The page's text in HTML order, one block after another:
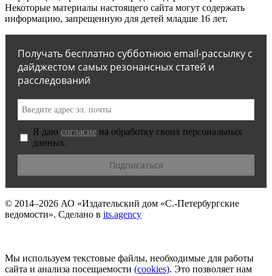
Некоторые материалы настоящего сайта могут содержать
информацию, запрещенную для детей младше 16 лет.
Получать бесплатно субботнюю email-рассылку с
дайджестом самых резонансных статей и
расследований
Я даю согласие на обработку своих персональных
данных.
© 2014–2026 АО «Издательский дом «С.-Петербургские
ведомости». Сделано в its.agency
Мы используем текстовые файлы, необходимые для работы
сайта и анализа посещаемости (сookies). Это позволяет нам